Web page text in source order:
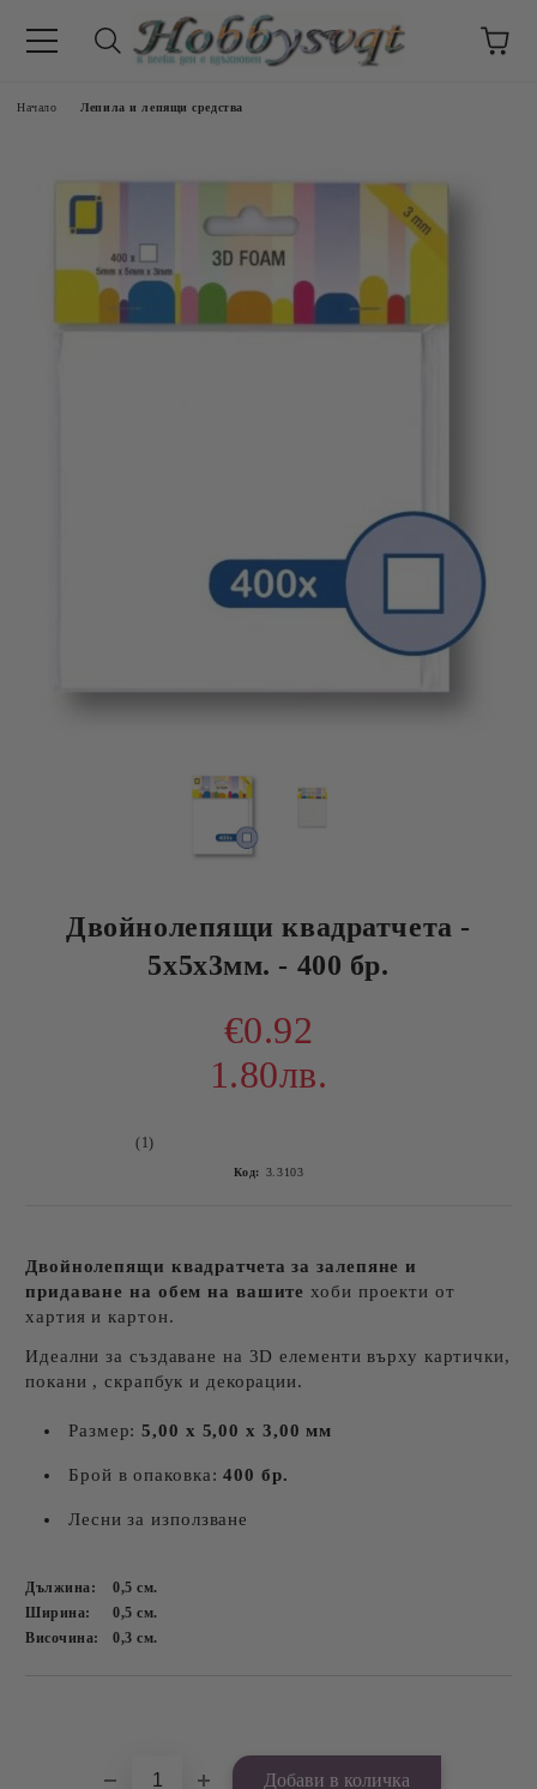
Начало Лепила и лепящи средства
Двойнолепящи квадратчета -
5х5х3мм. - 400 бр.
€0.92
1.80лв.
(1)
Код: 3.3103
Двойнолепящи квадратчета за залепяне и
придаване на обем на вашите хоби проекти от
хартия и картон.
Идеални за създаване на 3D елементи върху картички,
покани , скрапбук и декорации.
Размер:5,00 х 5,00 х 3,00 мм
Брой в опаковка:400 бр.
Лесни за използване
Дължина: 0,5см.
Ширина:
0,5см.
Височина:
0,3см.